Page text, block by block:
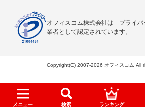
メニュー 検索 ランキング
オフィスコム株式会社は「プライ
業者として認定されています。
Copyright(C) 2007-2026 オフィスコム All